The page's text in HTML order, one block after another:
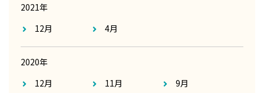
2021年
12月
4月
2020年
12月
11月
9月